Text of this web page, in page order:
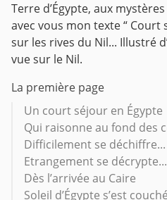
Terre d’Égypte, aux
avec vous mon texte “ Court
sur les rives du Nil... Illustré
vue sur le Nil.
La première page
Un court séjour en Égypte
Qui raisonne au fond des
Difficilement se déchiffre...
Etrangement se décrypte...
Dès l’arrivée au Caire
Soleil d’Égypte s’est couché